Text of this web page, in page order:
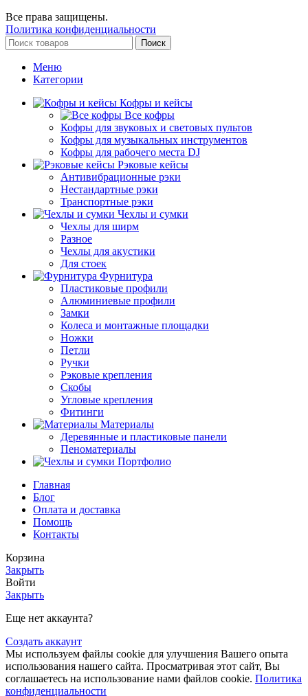
Все права защищены.
Политика конфиденциальности
Поиск
Меню
Категории
Кофры и кейсы
Все кофры
Кофры для звуковых и световых пультов
Кофры для музыкальных инструментов
Кофры для рабочего места DJ
Рэковые кейсы
Антивибрационные рэки
Нестандартные рэки
Транспортные рэки
Чехлы и сумки
Чехлы для ширм
Разное
Чехлы для акустики
Для стоек
Фурнитура
Пластиковые профили
Алюминиевые профили
Замки
Колеса и монтажные площадки
Ножки
Петли
Ручки
Рэковые крепления
Скобы
Угловые крепления
Фитинги
Материалы
Деревянные и пластиковые панели
Пеноматериалы
Портфолио
Главная
Блог
Оплата и доставка
Помощь
Контакты
Корзина
Закрыть
Войти
Закрыть
Еще нет аккаунта?
Создать аккаунт
Мы используем файлы cookie для улучшения Вашего опыта
использования нашего сайта. Просматривая этот сайт, Вы
соглашаетесь на использование нами файлов cookie. Политика
конфиденциальности